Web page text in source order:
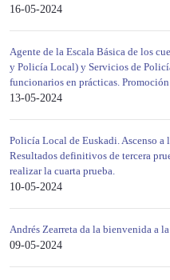
16-05-2024
Agente de la Escala Básica de los
y Policía Local) y Servicios de
funcionarios en prácticas. Promoción
13-05-2024
Policía Local de Euskadi. Ascenso a
Resultados definitivos de tercera
realizar la cuarta prueba.
10-05-2024
Andrés Zearreta da la bienvenida a
09-05-2024